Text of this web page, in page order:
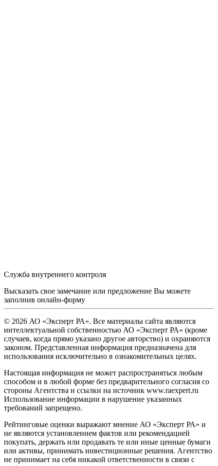
Служба внутреннего контроля
Высказать свое замечание или предложение Вы можете
заполнив онлайн-форму
© 2026 АО «Эксперт РА». Все материалы сайта являются
интеллектуальной собственностью АО «Эксперт РА» (кроме
случаев, когда прямо указано другое авторство) и охраняются
законом. Представленная информация предназначена для
использования исключительно в ознакомительных целях.
Настоящая информация не может распространяться любым
способом и в любой форме без предварительного согласия со
стороны Агентства и ссылки на источник www.raexpert.ru
Использование информации в нарушение указанных
требований запрещено.
Рейтинговые оценки выражают мнение АО «Эксперт РА» и
не являются установлением фактов или рекомендацией
покупать, держать или продавать те или иные ценные бумаги
или активы, принимать инвестиционные решения. Агентство
не принимает на себя никакой ответственности в связи с